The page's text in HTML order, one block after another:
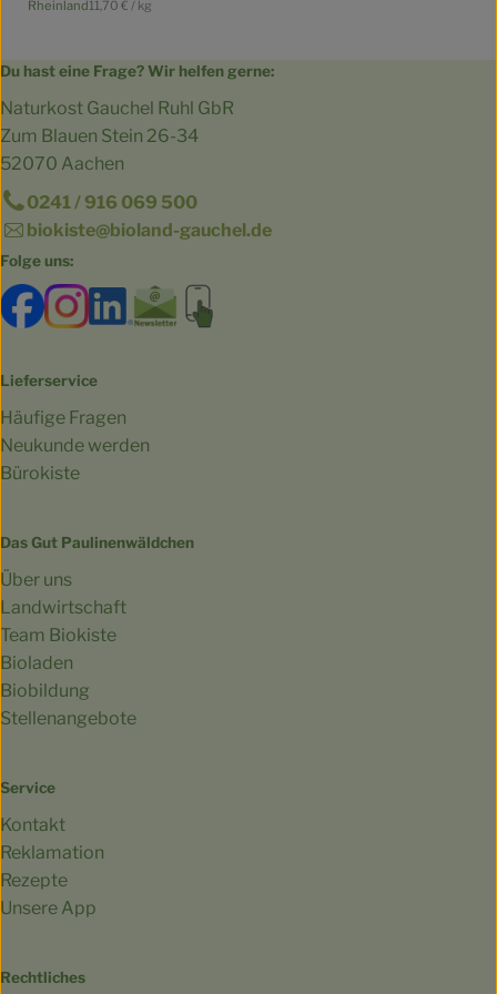
, Herkunft:
Rheinland, Referenzpreis:
11,70 € / kg
Du hast eine Frage? Wir helfen gerne:
Naturkost Gauchel Ruhl GbR
Zum Blauen Stein 26-34
52070 Aachen
0241 / 916 069 500
biokiste@bioland-gauchel.de
Folge uns:
Externer Link zu https://www.facebook.com/
Externer Link zu https://www.instagram.com/
Externer Link zu https://
Externer Link zu https://
Lieferservice
Häufige Fragen
Neukunde werden
Bürokiste
Das Gut Paulinenwäldchen
Über uns
Landwirtschaft
Team Biokiste
Bioladen
Biobildung
Stellenangebote
Service
Kontakt
Reklamation
Rezepte
Unsere App
Rechtliches